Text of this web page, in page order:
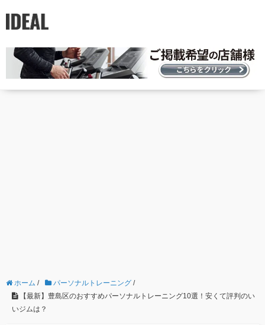
ホーム / パーソナルトレーニング /
【最新】豊島区のおすすめパーソナルトレーニング10選！安くて評判のい
いジムは？